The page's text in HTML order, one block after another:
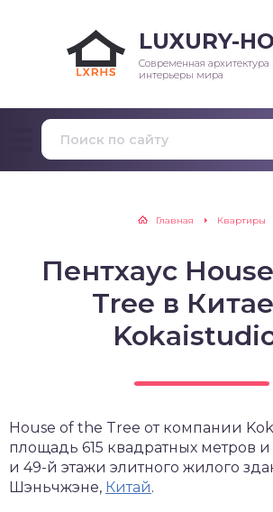
LUXURY-
Современная
интерьеры мира
Главная Квартиры
Пентхаус
Tree в
House of the Tree от компании
площадь 615 квадратных метров
и 49-й этажи элитного жилого
Шэньчжэне, Китай.